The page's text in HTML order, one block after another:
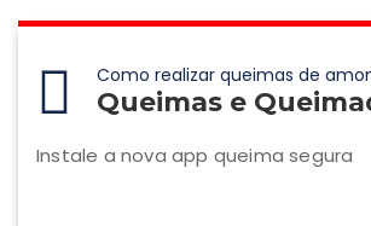
Como realizar queimas de
Queimas e
Instale a nova app queima segura